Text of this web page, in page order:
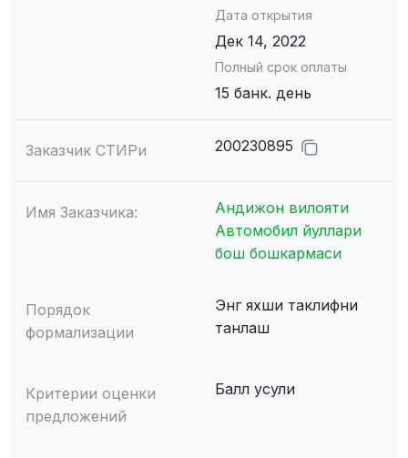
Дата открытия
Дек 14, 2022
Полный срок оплаты
15 банк. день
Заказчик СТИРи 200230895
Имя Заказчика:
Андижон вилояти
Автомобил йуллари
бош бошкармаси
Порядок
формализации
Энг яхши таклифни
танлаш
Критерии оценки
предложений
Балл усули